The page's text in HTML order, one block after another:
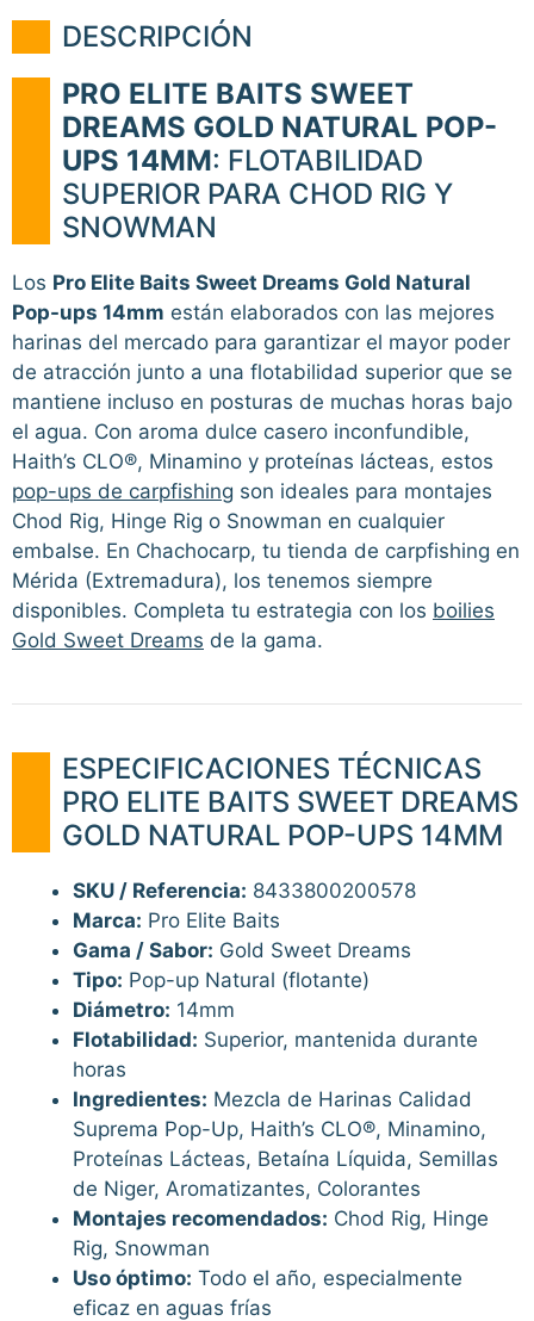
DESCRIPCIÓN
PRO ELITE BAITS SWEET
DREAMS GOLD NATURAL POP-
UPS 14MM: FLOTABILIDAD
SUPERIOR PARA CHOD RIG Y
SNOWMAN
Los Pro Elite Baits Sweet Dreams Gold Natural
Pop-ups 14mm están elaborados con las mejores
harinas del mercado para garantizar el mayor poder
de atracción junto a una flotabilidad superior que se
mantiene incluso en posturas de muchas horas bajo
el agua. Con aroma dulce casero inconfundible,
Haith’s CLO®, Minamino y proteínas lácteas, estos
pop-ups de carpfishing son ideales para montajes
Chod Rig, Hinge Rig o Snowman en cualquier
embalse. En Chachocarp, tu tienda de carpfishing en
Mérida (Extremadura), los tenemos siempre
disponibles. Completa tu estrategia con los boilies
Gold Sweet Dreams de la gama.
ESPECIFICACIONES TÉCNICAS
PRO ELITE BAITS SWEET DREAMS
GOLD NATURAL POP-UPS 14MM
SKU / Referencia: 8433800200578
Marca: Pro Elite Baits
Gama / Sabor: Gold Sweet Dreams
Tipo: Pop-up Natural (flotante)
Diámetro: 14mm
Flotabilidad: Superior, mantenida durante
horas
Ingredientes: Mezcla de Harinas Calidad
Suprema Pop-Up, Haith’s CLO®, Minamino,
Proteínas Lácteas, Betaína Líquida, Semillas
de Niger, Aromatizantes, Colorantes
Montajes recomendados: Chod Rig, Hinge
Rig, Snowman
Uso óptimo: Todo el año, especialmente
eficaz en aguas frías